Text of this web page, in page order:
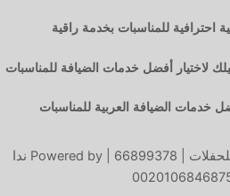
احترافية للمناسبات بخدمة راقية
لاختيار أفضل خدمات الضيافة للمناسبات
خدمات الضيافة العربية للمناسبات
Copyright © 2026 النوبي للحفلات | 66899378 | Powered by ندا